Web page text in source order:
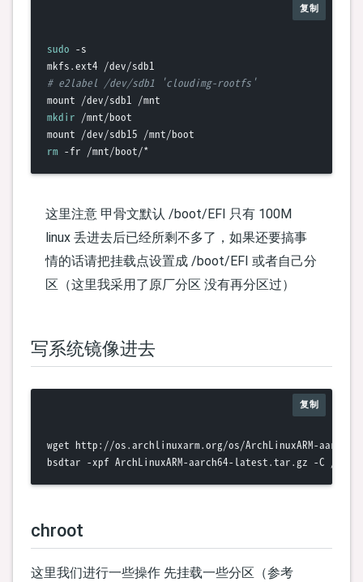
复制
sudo -s
# e2label /dev/sdb1 'cloudimg-rootfs'
mkdir /mnt/boot
rm
这里注意 甲骨文默认 /boot/EFI 只有 100M
linux 丢进去后已经所剩不多了，如果还要搞事
情的话请把挂载点设置成 /boot/EFI 或者自己分
区（这里我采用了原厂分区 没有再分区过）
写系统镜像进去
复制
wget http://os.archlinuxarm.org/os/ArchLinuxARM-
chroot
这里我们进行一些操作 先挂载一些分区（参考